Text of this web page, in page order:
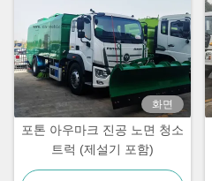
화면
포톤 아우마크 진공 노면 청소
트럭 (제설기 포함)